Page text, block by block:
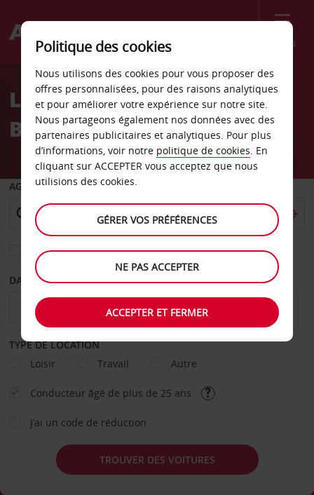
Menu
Welcome
AvisLocation de voiture
Bayswater
AGENCE DE DÉPART
Sélectionnez une autre agence de retour
DATE DE DÉPART DATE DE RETOUR
TYPE DE LOCATION
Loisir
Travail Autre
Conducteur âgé de plus de 25 ans
J’ai un code de réduction
TROUVER DES VOITURES
Politique des cookies
Nous utilisons des cookies pour vous proposer des
offres personnalisées, pour des raisons analytiques
et pour améliorer votre expérience sur notre site.
Nous partageons également nos données avec des
partenaires publicitaires et analytiques. Pour plus
d’informations, voir notre politique de cookies. En
cliquant sur ACCEPTER vous acceptez que nous
utilisions des cookies.
GÉRER VOS PRÉFÉRENCES
NE PAS ACCEPTER
ACCEPTER ET FERMER